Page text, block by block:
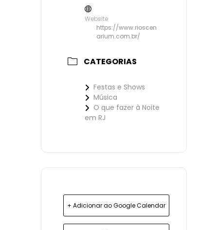
Website
https://www.rioscen
arium.com.br/
CATEGORIAS
Festas e Shows
Música
O que fazer à Noite
em RJ
+ Adicionar ao Google Calendar